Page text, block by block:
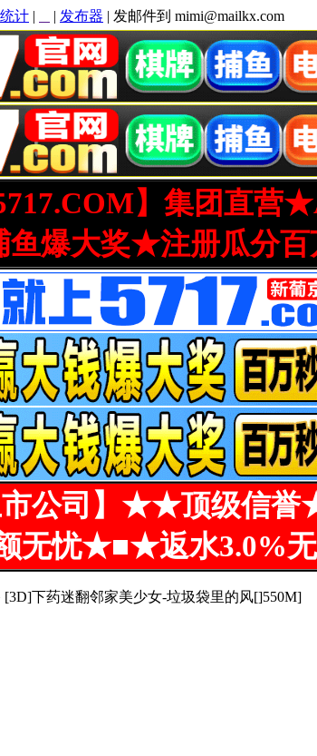
统计 | | 发布器 | 发邮件到 mimi@mailkx.com
】集团直营
爆大奖★注册瓜分百
市公司】★★顶级信
无忧★■★返水3.0%
下药迷翻邻家美少女-垃圾袋里的风[]550M]